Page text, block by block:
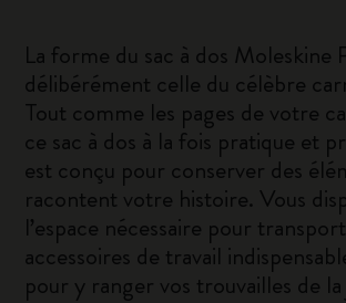
La forme du sac à dos Moleskine
délibérément celle du célèbre
Tout comme les pages de votre
ce sac à dos à la fois pratique et
est conçu pour conserver des
racontent votre histoire. Vous
l’espace nécessaire pour
accessoires de travail
pour y ranger vos trouvailles de